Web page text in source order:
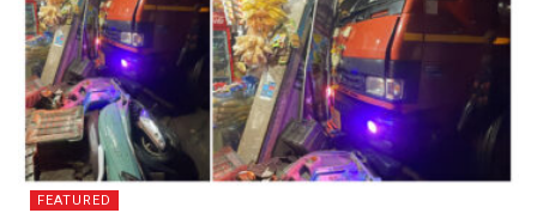
FEATURED